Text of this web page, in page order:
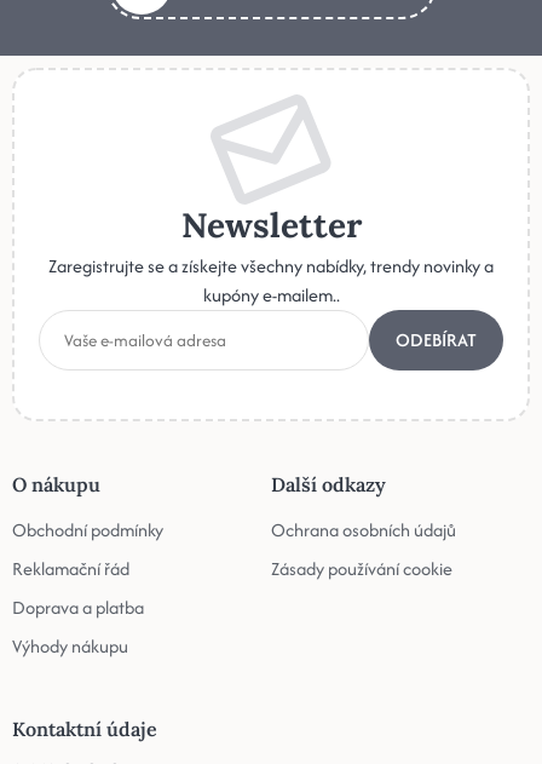
Newsletter
Zaregistrujte se a získejte všechny nabídky, trendy novinky a
kupóny e-mailem..
ODEBÍRAT
O nákupu
Obchodní podmínky
Reklamační řád
Doprava a platba
Výhody nákupu
Další odkazy
Ochrana osobních údajů
Zásady používání cookie
Kontaktní údaje